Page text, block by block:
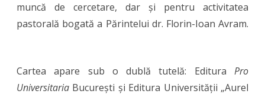
muncă de cercetare, dar și pentru activitatea
pastorală bogată a Părintelui dr. Florin-Ioan Avram.
Cartea apare sub o dublă tutelă: Editura Pro
Universitaria București și Editura Universității „Aurel